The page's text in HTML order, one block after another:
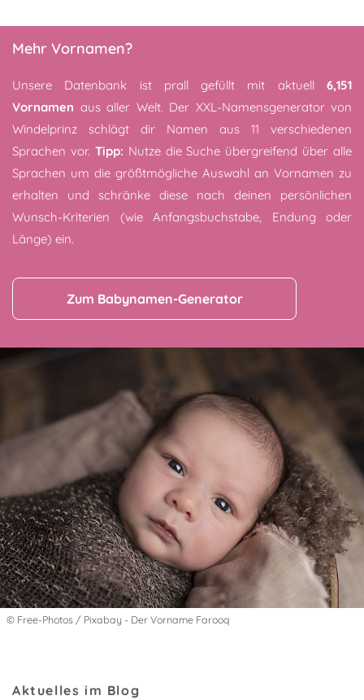
Mehr Vornamen?
Unsere Datenbank ist prall gefüllt mit aktuell 6,151
Vornamen aus aller Welt. Der XXL-Namensgenerator von
Windelprinz schlägt dir Namen aus 11 verschiedenen
Sprachen vor. Tipp: Nutze die Suche übergreifend über alle
Sprachen um die größtmögliche Auswahl an Vornamen zu
erhalten und schränke diese nach deinen persönlichen
Wunsch-Kriterien (wie Anfangsbuchstabe, Endung oder
Länge) ein.
Zum Babynamen-Generator
© Free-Photos / Pixabay - Der Vorname Farooq
Aktuelles im Blog